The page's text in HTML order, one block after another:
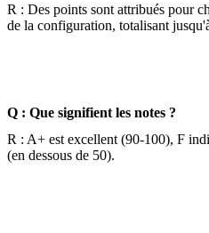
R : Des points sont attribués pour
de la configuration, totalisant
Q : Que signifient les notes ?
R : A+ est excellent (90-100), F
(en dessous de 50).